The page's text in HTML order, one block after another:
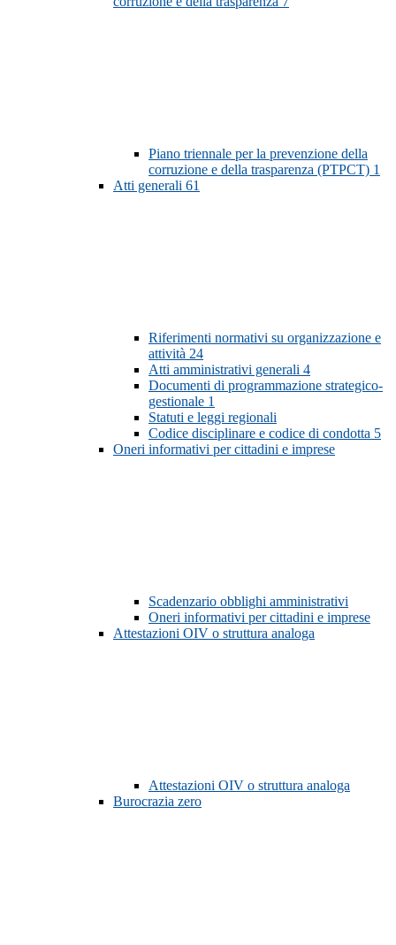
Piano triennale per la prevenzione della
corruzione e della trasparenza (PTPCT) 1
Atti generali 61
Riferimenti normativi su organizzazione e
attività 24
Atti amministrativi generali 4
Documenti di programmazione strategico-
gestionale 1
Statuti e leggi regionali
Codice disciplinare e codice di condotta 5
Oneri informativi per cittadini e imprese
Scadenzario obblighi amministrativi
Oneri informativi per cittadini e imprese
Attestazioni OIV o struttura analoga
Attestazioni OIV o struttura analoga
Burocrazia zero